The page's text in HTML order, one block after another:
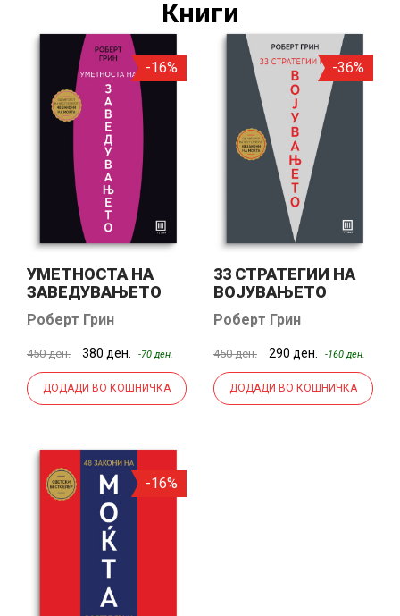
Книги
-16%
УМЕТНОСТА НА
ЗАВЕДУВАЊЕТО
Роберт Грин
450 ден. 380 ден. -70 ден.
ДОДАДИ ВО КОШНИЧКА
-36%
33 СТРАТЕГИИ НА
ВОЈУВАЊЕТО
Роберт Грин
450 ден. 290 ден. -160 ден.
ДОДАДИ ВО КОШНИЧКА
-16%